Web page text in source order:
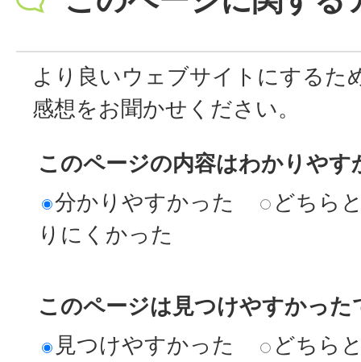
より良いウェブサイトにするた
感想をお聞かせください。
このページの内容はわかりやす
分かりやすかった
どちら
りにくかった
このページは見つけやすかった
見つけやすかった
どちら